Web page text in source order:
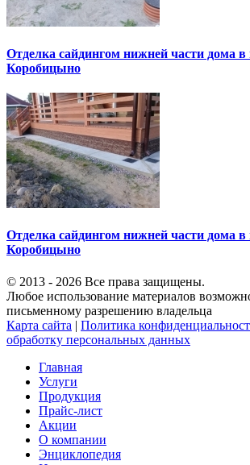
Отделка сайдингом нижней части дома в
Коробицыно
Отделка сайдингом нижней части дома в
Коробицыно
© 2013 - 2026 Все права защищены.
Любое использование материалов
письменному разрешению владельца
Карта сайта | Политика
обработку персональных данных
Главная
Услуги
Продукция
Прайс-лист
Акции
О компании
Энциклопедия